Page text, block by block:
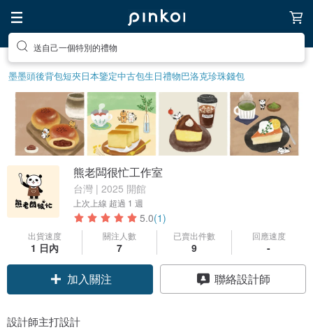
送自己一個特別的禮物
墨墨頭後背包短夾日本鑒定中古包生日禮物巴洛克珍珠錢包
熊老闆很忙工作室
台灣 | 2025 開館
上次上線 超過 1 週
5.0(1)
出貨速度
1 日內
關注人數
7
已賣出件數
9
回應速度
-
加入關注 聯絡設計師
設計師主打設計